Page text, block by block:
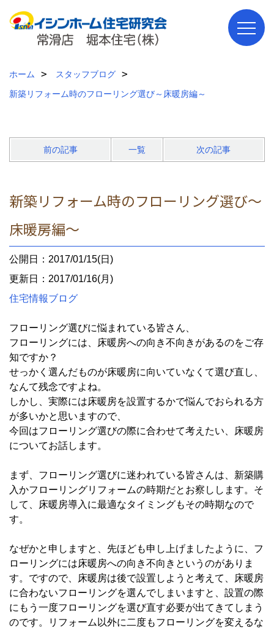
ホーム
スタッフブログ
新築リフォーム時のフローリング選び～床暖房編～
前の記事 一覧 次の記事
新築リフォーム時のフローリング選び～
床暖房編～
公開日：2017/01/15(日)
更新日：2017/01/16(月)
住宅情報ブログ
フローリング選びに悩まれている皆さん、
フローリングには、床暖房への向き不向きがあるのをご存
知ですか？
せっかく選んだものが床暖房に向いていなくて選び直し、
なんて残念ですよね。
しかし、実際には床暖房を設置するかで悩んでおられる方
が多いかと思いますので、
今回はフローリング選びの際に合わせて考えたい、床暖房
についてお話します。
まず、フローリング選びに迷われている皆さんは、新築購
入かフローリングリフォームの時期だとお察しします。そ
して、床暖房導入に最適なタイミングもその時期なので
す。
なぜかと申しますと、先ほども申し上げましたように、フ
ローリングには床暖房への向き不向きというのがありま
す。ですので、床暖房は後で設置しようと考えて、床暖房
に合わないフローリングを選んでしまいますと、設置の際
にもう一度フローリングを選び直す必要が出てきてしまう
のです。リフォーム以外に二度もフローリングを変えるな